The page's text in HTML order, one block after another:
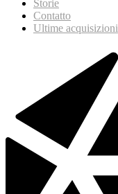
Storie
Contatto
Ultime acquisizioni